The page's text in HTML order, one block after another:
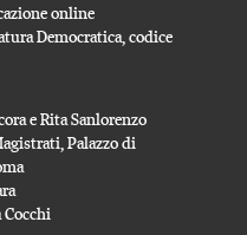
online
Democratica, codice
e Rita Sanlorenzo
Palazzo di
Cocchi